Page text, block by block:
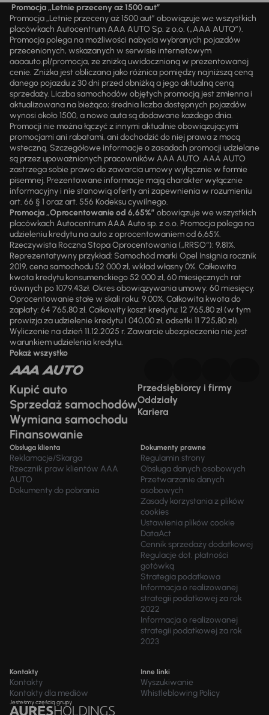
Promocja „Letnie przeceny aż 1500 aut”
Promocja „Letnie przeceny aż 1500 aut” obowiązuje we wszystkich
placówkach Autocentrum AAA AUTO Sp. z o.o. („AAA AUTO”).
Promocja polega na możliwości nabycia wybranych pojazdów
przecenionych, wskazanych w serwisie internetowym
aaaauto.pl/promocja, ze zniżką uwidocznioną w prezentowanej
cenie. Zniżka jest obliczana jako różnica pomiędzy najniższą ceną
danego pojazdu z 30 dni przed obniżką a jego aktualną ceną
sprzedaży. Liczba samochodów objętych promocją jest zmienna i
aktualizowana na bieżąco; średnia liczba dostępnych pojazdów
wynosi około 1500, a nowe auta są dodawane każdego dnia.
Promocji nie można łączyć z innymi aktualnie obowiązującymi
promocjami ani rabatami, ani dochodzić do niej prawa z mocą
wsteczną. Szczegółowe informacje o zasadach promocji udzielane
są przez upoważnionych pracowników AAA AUTO. AAA AUTO
zastrzega sobie prawo do zawarcia umowy wyłącznie w formie
pisemnej. Prezentowane informacje mają charakter wyłącznie
informacyjny i nie stanowią oferty ani zapewnienia w rozumieniu
art. 66 § 1 oraz art. 556 Kodeksu cywilnego.
Promocja „Oprocentowanie od 6,65%” obowiązuje we wszystkich
placówkach Autocentrum AAA Auto sp. z o.o. Promocja polega na
udzieleniu kredytu na auto z oprocentowaniem od 6,65%.
Rzeczywista Roczna Stopa Oprocentowania („RRSO“): 9,81%.
Reprezentatywny przykład: Samochód marki Opel Insignia rocznik
2019, cena samochodu 52 000 zł, wkład własny 0%. Całkowita
kwota kredytu konsumenckiego 52 000 zł, 60 miesięcznych rat
równych po 1079,43zł. Okres obowiązywania umowy: 60 miesięcy.
Oprocentowanie stałe w skali roku: 9,00%. Całkowita kwota do
zapłaty: 64 765,80 zł. Całkowity koszt kredytu: 12 765,80 zł (w tym
prowizja za udzielenie kredytu 1 040,00 zł, odsetki 11 725,80 zł).
Wyliczenie na dzień 11.12.2025 r. Zawarcie ubezpieczenia nie jest
warunkiem udzielenia kredytu.
Pokaż wszystko
Kupić auto
Sprzedaż samochodów
Wymiana samochodu
Finansowanie
Przedsiębiorcy i firmy
Oddziały
Kariera
Obsługa klienta
Reklamacje/Skarga
Rzecznik praw klientów AAA
AUTO
Dokumenty do pobrania
Dokumenty prawne
Regulamin strony
Obsługa danych osobowych
Przetwarzanie danych
osobowych
Zasady korzystania z plików
cookies
Ustawienia plików cookie
DataAct
Cennik sprzedaży dodatkowej
Regulacje dot. płatności
gotówką
Strategia podatkowa
Informacja o realizowanej
strategii podatkowej za rok
2022
Informacja o realizowanej
strategii podatkowej za rok
2023
Kontakty
Kontakty
Kontakty dla mediów
Inne linki
Wyszukiwanie
Whistleblowing Policy
Jesteśmy częścią grupy